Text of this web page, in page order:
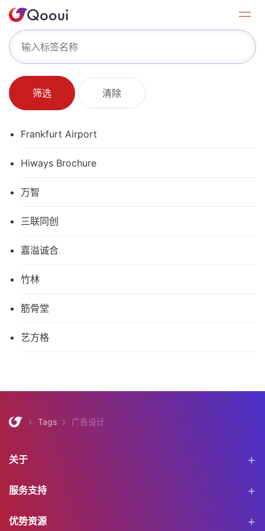
筛选 清除
Frankfurt Airport
Hiways Brochure
万智
三联同创
嘉溢诚合
竹林
筋骨堂
艺方格
Tags 广告设计
关于
服务支持
优势资源